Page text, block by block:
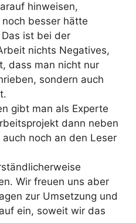
hinweisen,
besser hätte
ist bei der
nichts Negatives,
dass man nicht nur
sondern auch
gibt man als Experte
dann neben
noch an den Leser
Wir freuen uns aber
zur Umsetzung und
ein, soweit wir das